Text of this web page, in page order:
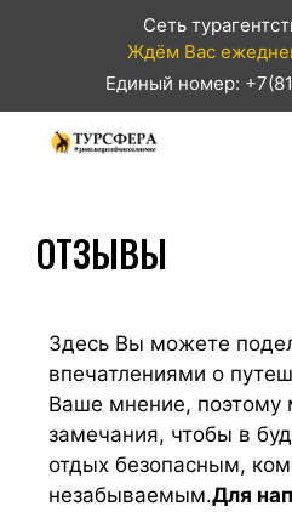
Сеть
Ждём Вас
Единый номер:
ОТЗЫВЫ
Здесь Вы можете
впечатлениями о
Ваше мнение,
замечания, чтобы в
отдых безопасным,
незабываемым.Для